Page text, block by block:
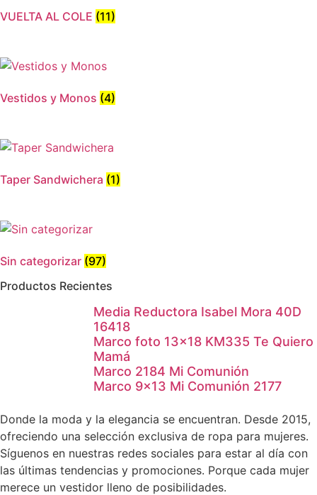
se
pueden
página
VUELTA AL COLE (11)
Vestidos y Monos (4)
Taper Sandwichera (1)
Sin categorizar (97)
Productos Recientes
Media Reductora Isabel Mora 40D
16418
Marco foto 13×18 KM335 Te Quiero
Mamá
Marco 2184 Mi Comunión
Marco 9×13 Mi Comunión 2177
Donde la moda y la elegancia se encuentran. Desde 2015,
ofreciendo una selección exclusiva de ropa para mujeres.
Síguenos en nuestras redes sociales para estar al día con
las últimas tendencias y promociones. Porque cada mujer
merece un vestidor lleno de posibilidades.